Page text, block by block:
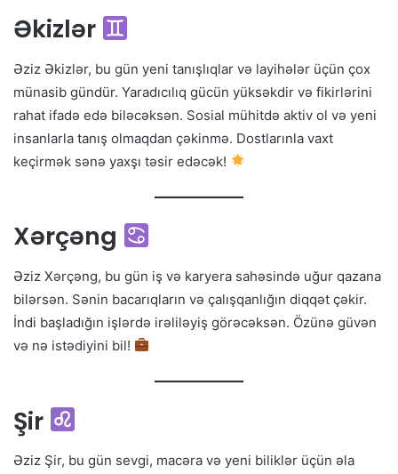
Əkizlər
Əziz Əkizlər, bu gün yeni tanışlıqlar və layihələr üçün çox
münasib gündür. Yaradıcılıq gücün yüksəkdir və fikirlərini
rahat ifadə edə biləcəksən. Sosial mühitdə aktiv ol və yeni
insanlarla tanış olmaqdan çəkinmə. Dostlarınla vaxt
keçirmək sənə yaxşı təsir edəcək!
Xərçəng
Əziz Xərçəng, bu gün iş və karyera sahəsində uğur qazana
bilərsən. Sənin bacarıqların və çalışqanlığın diqqət çəkir.
İndi başladığın işlərdə irəliləyiş görəcəksən. Özünə güvən
və nə istədiyini bil!
Şir
Əziz Şir, bu gün sevgi, macəra və yeni biliklər üçün əla